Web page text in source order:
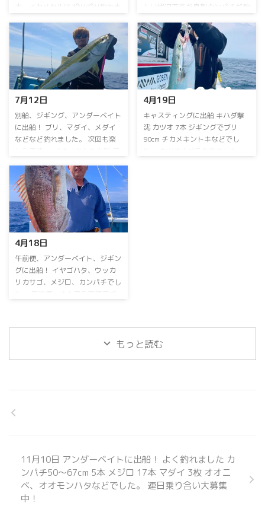
本…⁡イカメタルは⁡ポツポツ釣れま
船！⁡⁡⁡キハダ ⁡55kgゲット！⁡⁡⁡別船は
ジギングに出船！⁡⁡ヒレナガカンパ
チ、カンパチ⁡、⁡マダイをゲット！⁡⁡⁡
イカメタル便は⁡アカイカ、スルメ
イカ⁡⁡お土産になりました！⁡3日⁡は⁡
イカメタルに出船！⁡⁡スルメイカが
たくさん釣れました。⁡⁡アカイカは
竿頭１１ハイ⁡でした。4日は⁡別船
が ...
しい状況ですが良型カンパチが釣
カメタルはスルメイカが好調でし
たが、アカイカメインに頑張りま
す。 ⁡毎日出船⁡ ⁡乗り合い大募集
中！⁡ ⁡アンダーベイト、イカメタ
ル⁡⁡お問い合わせ、ご予約お待ちし
ております ⁡ 詳しくはお電話下さ
い。 090-3168-1739まで ⁡お盆期
間も連日営業！ 空席多数！ 8月
15日のイカメタル便は 休船いた
します。 ⁡ ⁡⁡ ...
7月12日⁡
⁡別船⁡、ジギング、アンダーベイト
に出船！⁡ ⁡ブリ、マダイ、メダイ⁡
などなど釣れました。⁡ ⁡次回も楽
イカ おひとり13～28ハイ⁡⁡ ⁡スルメ
イカ少々⁡でした。 連日乗り合い
大募集中！⁡ ⁡当日予約OK⁡ ⁡よろしく
お願いします 連日乗り合い大募
集中！ ⁡ 詳しくはお電話下さい。
090-3168-1739まで ⁡お盆期間も
連日営業！ 8月15日のイカメタル
便のみ休船いたします。
4月19日⁡
⁡キャスティングに出船⁡ ⁡キハダ撃
沈⁡ ⁡カツオ 7本⁡ ⁡ジギングでブリ
90cm⁡ ⁡チカメキントキなどでし
4月18日
⁡午前便、アンダーベイト、ジギン
グに出船！⁡ ⁡イヤゴハタ、ウッカ
リカサゴ、メジロ、カンパチ⁡でし
も⁡お問い合わせお待ちしておりま
すm(_ _)m ⁡次回も頑張ります
⁡ ⁡
能です。 【アンダーベ ...
もっと読む
11月10日 アンダーベイトに出船！ よく釣れました カ
ンパチ50～67cm 5本 メジロ 17本 マダイ 3枚 オオニ
ベ、オオモンハタなどでした。 連日乗り合い大募集
中！